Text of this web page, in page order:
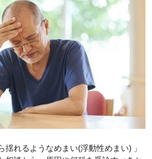
揺れるようなめまい(浮動性めまい) 」